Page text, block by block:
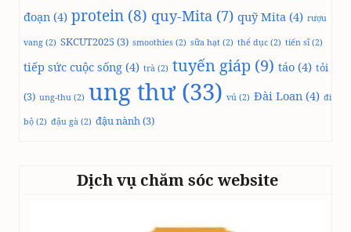
đoạn (4) protein (8) quy-Mita (7) quỹ Mita (4) rượu
vang (2) SKCUT2025(3) smoothies (2) sữa hạt (2) thể dục (2) tiến sĩ(2)
tiếp sức cuộc sống (4) trà (2) tuyến giáp (9) táo (4) tỏi
(3) ung-thu (2) ung thư(33) vú (2) Đài Loan (4) đi
bộ (2) đậu gà (2) đậu nành(3)
Dịch vụ chăm sóc website